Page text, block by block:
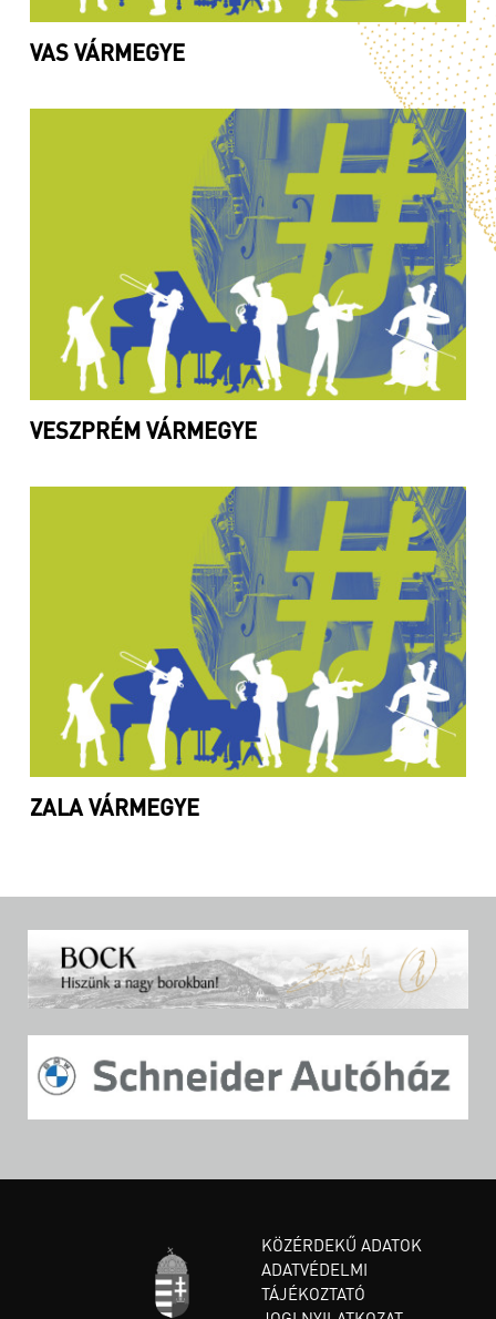
VAS VÁRMEGYE
VESZPRÉM VÁRMEGYE
ZALA VÁRMEGYE
KÖZÉRDEKŰ ADATOK
ADATVÉDELMI
TÁJÉKOZTATÓ